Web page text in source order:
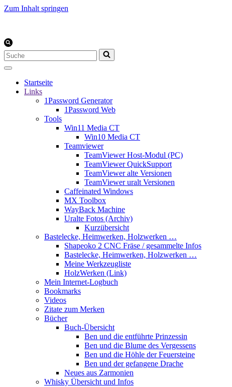
Zum Inhalt springen
Suchen
nach …
Startseite
Links
1Password Generator
1Password Web
Tools
Win11 Media CT
Win10 Media CT
Teamviewer
TeamViewer Host-Modul (PC)
TeamViewer QuickSupport
TeamViewer alte Versionen
TeamViewer uralt Versionen
Caffeinated Windows
MX Toolbox
WayBack Machine
Uralte Fotos (Archiv)
Kurzübersicht
Bastelecke, Heimwerken, Holzwerken …
Shapeoko 2 CNC Fräse / gesammelte Infos
Bastelecke, Heimwerken, Holzwerken …
Meine Werkzeugliste
HolzWerken (Link)
Mein Internet-Logbuch
Bookmarks
Videos
Zitate zum Merken
Bücher
Buch-Übersicht
Ben und die entführte Prinzessin
Ben und die Blume des Vergessens
Ben und die Höhle der Feuersteine
Ben und der gefangene Drache
Neues aus Zarmonien
Whisky Übersicht und Infos